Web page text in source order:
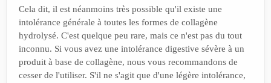
Cela dit, il est néanmoins très possible qu'il existe une
intolérance générale à toutes les formes de collagène
hydrolysé. C'est quelque peu rare, mais ce n'est pas du tout
inconnu. Si vous avez une intolérance digestive sévère à un
produit à base de collagène, nous vous recommandons de
cesser de l'utiliser. S'il ne s'agit que d'une légère intolérance,